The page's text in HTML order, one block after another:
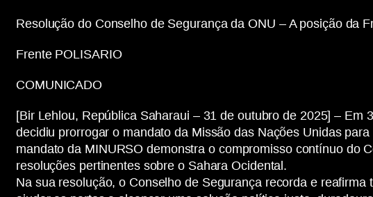
Resolução do Conselho de Segurança da ONU – A posição da
Frente POLISARIO
COMUNICADO
[Bir Lehlou, República Saharaui – 31 de outubro de 2025] –
decidiu prorrogar o mandato da Missão das Nações Unidas
mandato da MINURSO demonstra o compromisso contínuo do
resoluções pertinentes sobre o Sahara Ocidental.
Na sua resolução, o Conselho de Segurança recorda e